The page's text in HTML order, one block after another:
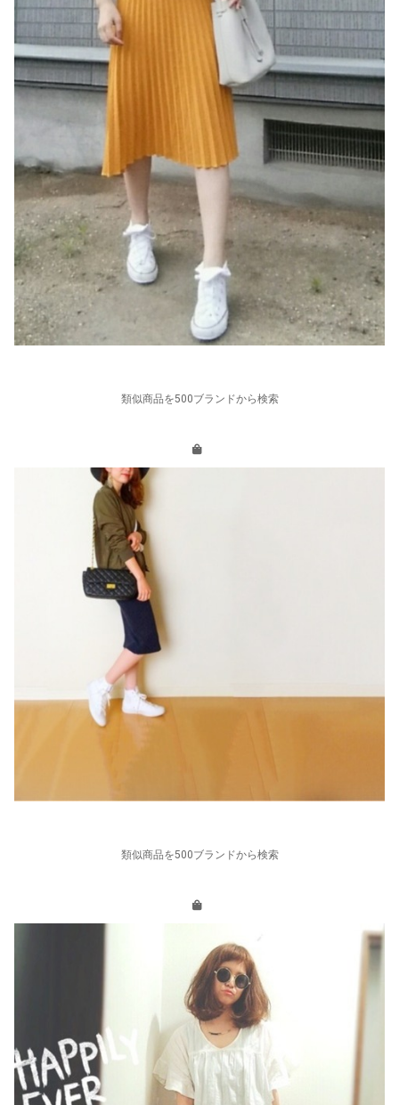
類似商品を500ブランドから検索
類似商品を500ブランドから検索